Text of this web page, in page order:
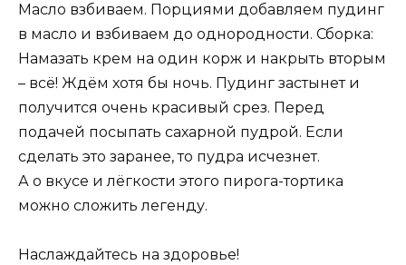
Масло взбиваем. Порциями добавляем пудинг
в масло и взбиваем до однородности. Сборка:
Намазать крем на один корж и накрыть вторым
– всё! Ждём хотя бы ночь. Пудинг застынет и
получится очень красивый срез. Перед
подачей посыпать сахарной пудрой. Если
сделать это заранее, то пудра исчезнет.
А о вкусе и лёгкости этого пирога-тортика
можно сложить легенду.
Наслаждайтесь на здоровье!